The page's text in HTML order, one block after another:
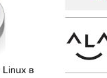
Linux в